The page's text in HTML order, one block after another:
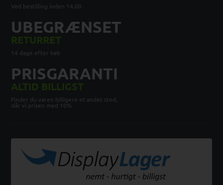
Ved bestilling inden 14.00
UBEGRÆNSET
RETURRET
14 dage efter køb
PRISGARANTI
ALTID BILLIGST
Finder du varen billigere et andet sted,
slår vi prisen med 10%